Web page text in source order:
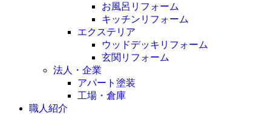
お風呂リフォーム
キッチンリフォーム
エクステリア
ウッドデッキリフォーム
玄関リフォーム
法人・企業
アパート塗装
工場・倉庫
職人紹介